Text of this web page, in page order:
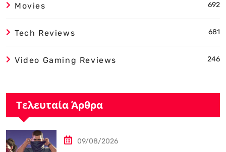
Movies 692
Tech Reviews 681
Video Gaming Reviews 246
Τελευταία Άρθρα
09/08/2026